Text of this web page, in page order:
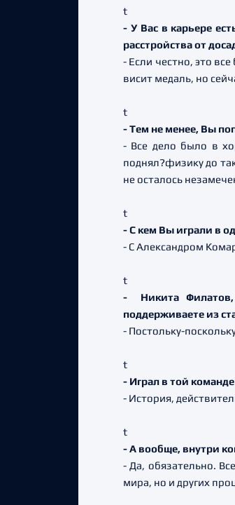
t
- У Вас в карьере
расстройства от
- Если честно, это
висит медаль, но
t
- Тем не менее, Вы
- Все дело было в
поднял?физику до
не осталось
t
- С кем Вы играли в
- С Александром
t
- Никита Филатов,
поддерживаете из
- Постольку-
t
- Играл в той
- История,
t
- А вообще, внутри
- Да, обязательно.
мира, но и других